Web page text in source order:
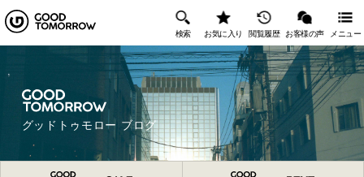
検索 お気に入り 閲覧履歴 お客様の声 メニュー
グッドトゥモロー ブログ